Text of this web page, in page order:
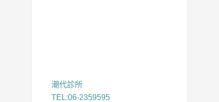
潮代診所
TEL:06-2359595